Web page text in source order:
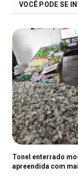
VOCÊ PODE SE
Tonel enterrado
apreendida com